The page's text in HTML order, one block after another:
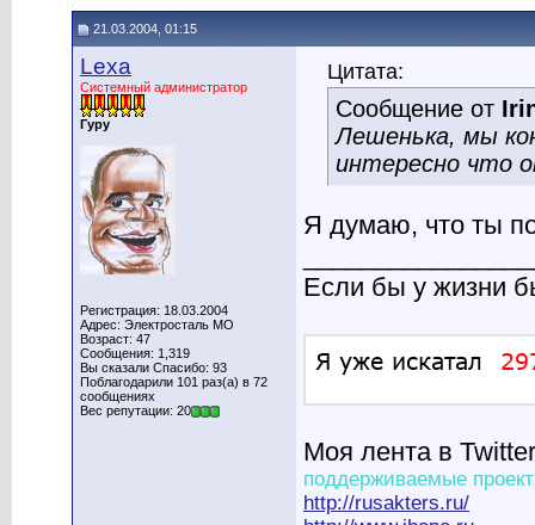
21.03.2004, 01:15
Lexa
Системный администратор
Гуру
Регистрация: 18.03.2004
Адрес: Электросталь МО
Возраст: 47
Сообщения: 1,319
Вы сказали Спасибо: 93
Поблагодарили 101 раз(а) в 72
сообщениях
Вес репутации: 20
Цитата:
Сообщение от
Лешенька, мы
интересно что
Я думаю, что ты
Если бы у жизни
Моя лента в
поддерживаемые
http://rusakters.ru/